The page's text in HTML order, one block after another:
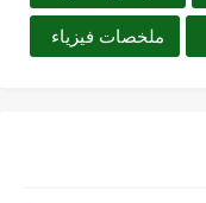
ملخصات فيزياء